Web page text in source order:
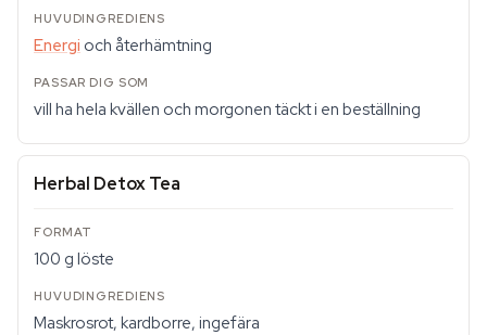
Energi och återhämtning
vill ha hela kvällen och morgonen täckt i en beställning
Herbal Detox Tea
100 g löste
Maskrosrot, kardborre, ingefära